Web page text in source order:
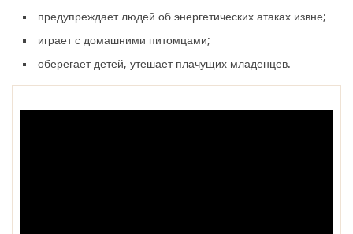
предупреждает людей об энергетических атаках извне;
играет с домашними питомцами;
оберегает детей, утешает плачущих младенцев.